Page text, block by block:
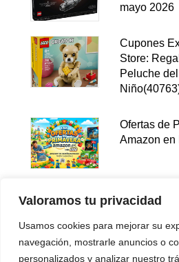
Valoramos tu privacidad
Usamos cookies para mejorar su
navegación, mostrarle anuncios o
personalizados y analizar nuestro
mayo 2026
Cupones
Store:
Peluche
Ofertas de
Amazon en